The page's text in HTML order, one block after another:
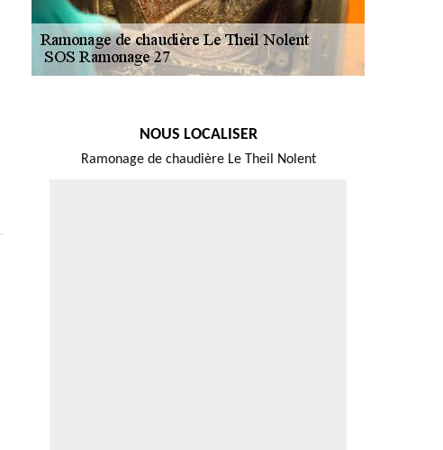
NOUS LOCALISER
Ramonage de chaudière Le Theil Nolent